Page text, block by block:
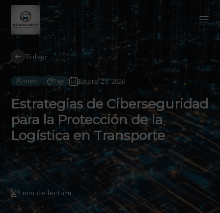
Volver
Autor Tags Enero 23, 2026
Estrategias de Ciberseguridad
para la Protección de la
Logística en Transporte
9 min de lectura